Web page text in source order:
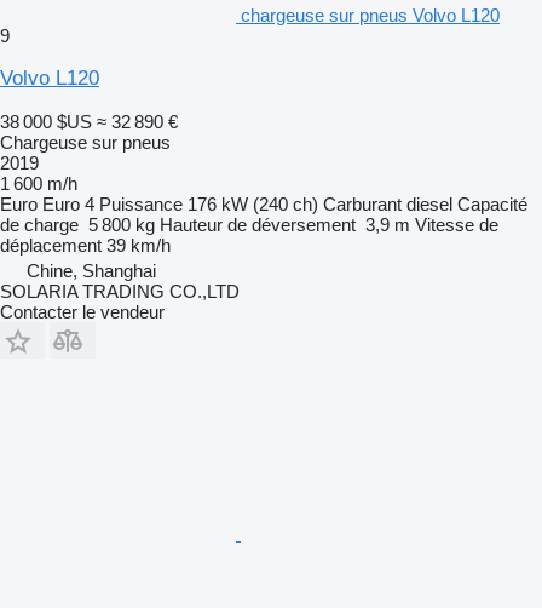
chargeuse sur pneus Volvo L120
9
Volvo L120
38 000 $US ≈ 32 890 €
Chargeuse sur pneus
2019
1 600 m/h
Euro Euro 4 Puissance 176 kW (240 ch) Carburant diesel Capacité
de charge 5 800 kg Hauteur de déversement 3,9 m Vitesse de
déplacement 39 km/h
Chine, Shanghai
SOLARIA TRADING CO.,LTD
Contacter le vendeur